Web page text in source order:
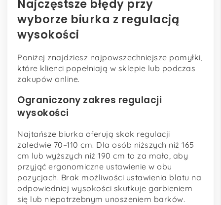
Najczęstsze błędy przy
wyborze biurka z regulacją
wysokości
Poniżej znajdziesz najpowszechniejsze pomyłki,
które klienci popełniają w sklepie lub podczas
zakupów online.
Ograniczony zakres regulacji
wysokości
Najtańsze biurka oferują skok regulacji
zaledwie 70–110 cm. Dla osób niższych niż 165
cm lub wyższych niż 190 cm to za mało, aby
przyjąć ergonomiczne ustawienie w obu
pozycjach. Brak możliwości ustawienia blatu na
odpowiedniej wysokości skutkuje garbieniem
się lub niepotrzebnym unoszeniem barków.